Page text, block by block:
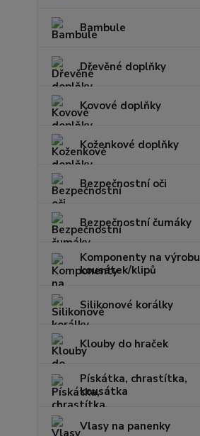
Bambule
Dřevěné doplňky
Kovové doplňky
Koženkové doplňky
Bezpečnostní oči
Bezpečnostní čumáky
Komponenty na výrobu
kousátek/klipů
Silikonové korálky
Klouby do hraček
Pískátka, chrastítka,
kousátka
Vlasy na panenky